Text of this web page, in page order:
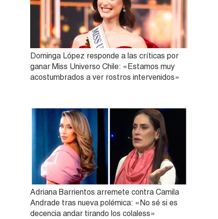
Dominga López responde a las críticas por
ganar Miss Universo Chile: «Estamos muy
acostumbrados a ver rostros intervenidos»
Adriana Barrientos arremete contra Camila
Andrade tras nueva polémica: «No sé si es
decencia andar tirando los colaless»